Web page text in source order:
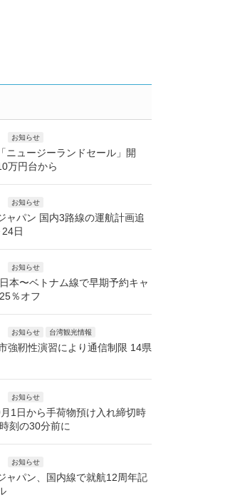
お知らせ
ニュージーランドセール」開
万円台から
お知らせ
ャパン 国内3路線の運航計画追
日
お知らせ
本〜ベトナム線で早期予約キャ
％オフ
お知らせ 台湾観光情報
強靭性演習により通信制限 14県
お知らせ
1日から手荷物預け入れ締切時
刻の30分前に
お知らせ
ャパン、国内線で就航12周年記